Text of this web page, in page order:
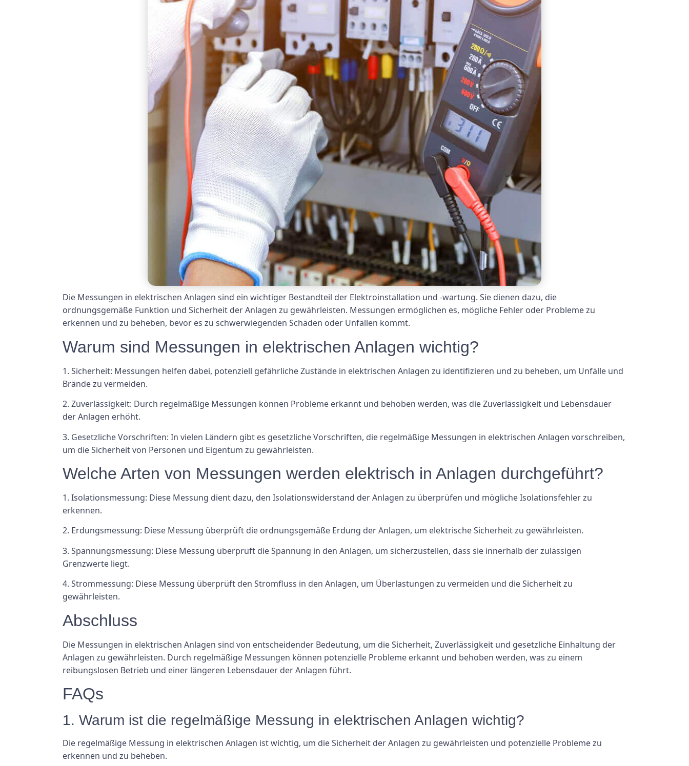
Die Messungen in elektrischen Anlagen sind ein wichtiger Bestandteil der Elektroinstallation und -wartung. Sie dienen dazu, die
ordnungsgemäße Funktion und Sicherheit der Anlagen zu gewährleisten. Messungen ermöglichen es, mögliche Fehler oder Probleme zu
erkennen und zu beheben, bevor es zu schwerwiegenden Schäden oder Unfällen kommt.
Warum sind Messungen in elektrischen Anlagen wichtig?
1. Sicherheit: Messungen helfen dabei, potenziell gefährliche Zustände in elektrischen Anlagen zu identifizieren und zu beheben, um Unfälle und
Brände zu vermeiden.
2. Zuverlässigkeit: Durch regelmäßige Messungen können Probleme erkannt und behoben werden, was die Zuverlässigkeit und Lebensdauer
der Anlagen erhöht.
3. Gesetzliche Vorschriften: In vielen Ländern gibt es gesetzliche Vorschriften, die regelmäßige Messungen in elektrischen Anlagen vorschreiben,
um die Sicherheit von Personen und Eigentum zu gewährleisten.
Welche Arten von Messungen werden elektrisch in Anlagen durchgeführt?
1. Isolationsmessung: Diese Messung dient dazu, den Isolationswiderstand der Anlagen zu überprüfen und mögliche Isolationsfehler zu
erkennen.
2. Erdungsmessung: Diese Messung überprüft die ordnungsgemäße Erdung der Anlagen, um elektrische Sicherheit zu gewährleisten.
3. Spannungsmessung: Diese Messung überprüft die Spannung in den Anlagen, um sicherzustellen, dass sie innerhalb der zulässigen
Grenzwerte liegt.
4. Strommessung: Diese Messung überprüft den Stromfluss in den Anlagen, um Überlastungen zu vermeiden und die Sicherheit zu
gewährleisten.
Abschluss
Die Messungen in elektrischen Anlagen sind von entscheidender Bedeutung, um die Sicherheit, Zuverlässigkeit und gesetzliche Einhaltung der
Anlagen zu gewährleisten. Durch regelmäßige Messungen können potenzielle Probleme erkannt und behoben werden, was zu einem
reibungslosen Betrieb und einer längeren Lebensdauer der Anlagen führt.
FAQs
1. Warum ist die regelmäßige Messung in elektrischen Anlagen wichtig?
Die regelmäßige Messung in elektrischen Anlagen ist wichtig, um die Sicherheit der Anlagen zu gewährleisten und potenzielle Probleme zu
erkennen und zu beheben.